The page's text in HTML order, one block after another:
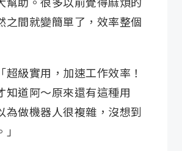
之間就變簡單了，效率整個
超級實用，加速工作效率！
知道阿～原來還有這種用
為做機器人很複雜，沒想到